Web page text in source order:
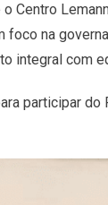
Centro
foco na
integral com
participar